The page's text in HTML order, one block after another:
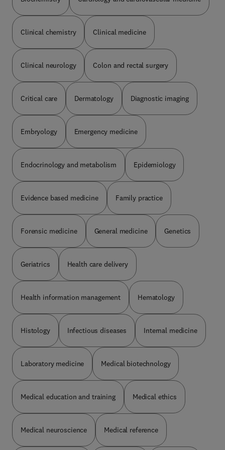
ciencias de la salud. Los autores, de diferentes
generaciones y con una intensa y prolongada
actividad asistencial y docente, son internistas
convencidos de la importancia de la anamnesis y
la exploración física como fundamentos
imprescindibles para la correcta práctica
asistencial en un entorno clínico cada vez más
instrumentalizado.
Clinical chemistry Clinical medicine
Clinical neurology Colon and rectal surgery
Critical care Dermatology Diagnostic imaging
Embryology Emergency medicine
Endocrinology and metabolism Epidemiology
Evidence based medicine Family practice
Forensic medicine General medicine Genetics
Geriatrics Health care delivery
Health information management Hematology
Histology Infectious diseases Internal medicine
Laboratory medicine Medical biotechnology
Medical education and training Medical ethics
Medical neuroscience Medical reference